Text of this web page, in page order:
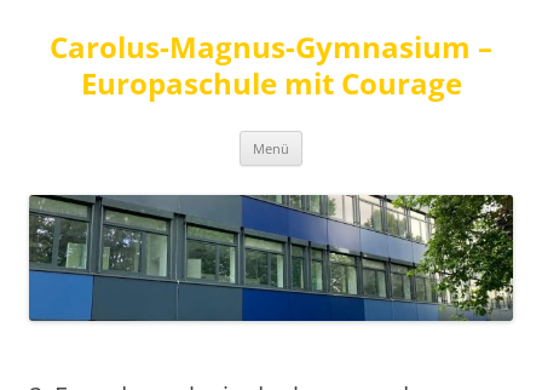
Carolus-Magnus-Gymnasium –
Europaschule mit Courage
Menü